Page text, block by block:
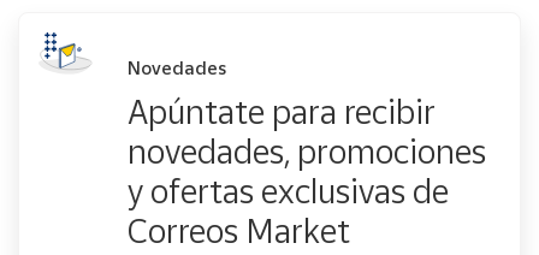
Novedades
Apúntate para recibir
novedades, promociones
y ofertas exclusivas de
Correos Market